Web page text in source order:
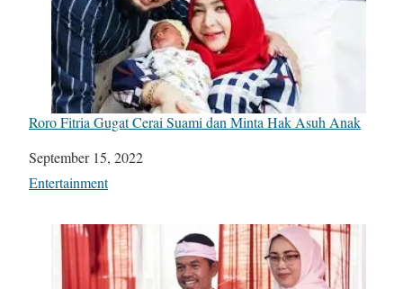
Roro Fitria Gugat Cerai Suami dan Minta Hak Asuh Anak
Date
September 15, 2022
In relation to
Entertainment